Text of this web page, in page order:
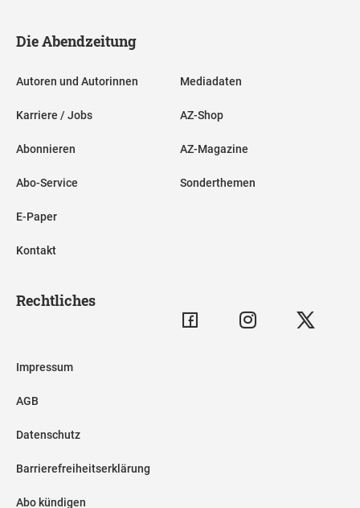
Die Abendzeitung
Autoren und Autorinnen
Karriere / Jobs
Abonnieren
Abo-Service
E-Paper
Kontakt
Mediadaten
AZ-Shop
AZ-Magazine
Sonderthemen
Rechtliches
Impressum
AGB
Datenschutz
Barrierefreiheitserklärung
Abo kündigen